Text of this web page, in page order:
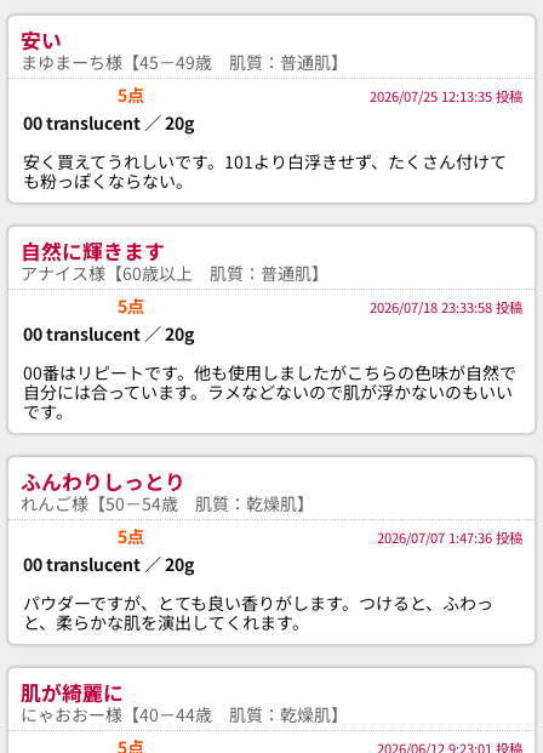
安い
まゆまーち様【45－49歳 肌質：普通肌】
5点
2026/07/25 12:13:35 投稿
00 translucent ／ 20g
安く買えてうれしいです。101より白浮きせず、たくさん付けて
も粉っぽくならない。
自然に輝きます
アナイス様【60歳以上 肌質：普通肌】
5点
2026/07/18 23:33:58 投稿
00 translucent ／ 20g
00番はリピートです。他も使用しましたがこちらの色味が自然で
自分には合っています。ラメなどないので肌が浮かないのもいい
です。
ふんわりしっとり
れんご様【50－54歳 肌質：乾燥肌】
5点
2026/07/07 1:47:36 投稿
00 translucent ／ 20g
パウダーですが、とても良い香りがします。つけると、ふわっ
と、柔らかな肌を演出してくれます。
肌が綺麗に
にゃおおー様【40－44歳 肌質：乾燥肌】
5点
2026/06/12 9:23:01 投稿